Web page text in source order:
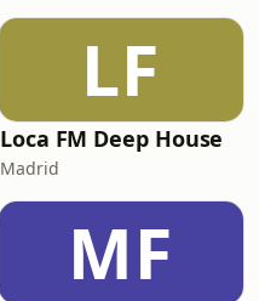
LF
Loca FM Deep House
Madrid
MF